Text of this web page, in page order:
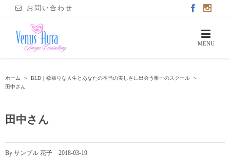
お問い合わせ
ホーム ＞ BLD｜欲張りな人生とあなたの本当の美しさに出会う唯一のスクール
＞
田中さん
田中さん
By サンプル 花子 2018-03-19